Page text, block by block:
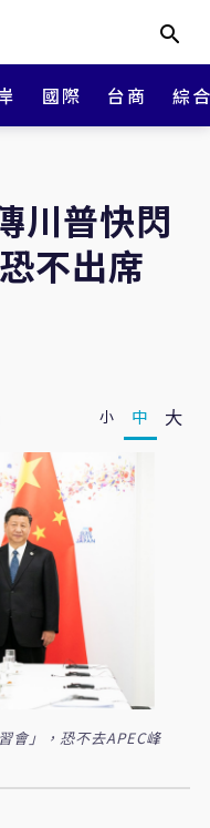
國際 台商 綜
川普快閃
不出席
小 中 大
會」，恐不去APEC峰